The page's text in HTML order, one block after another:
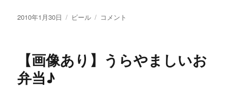
投
2010年1月30日
カ
ー
ビール
【画
バ
コメント
【画像あり】うらやましいお
弁当♪